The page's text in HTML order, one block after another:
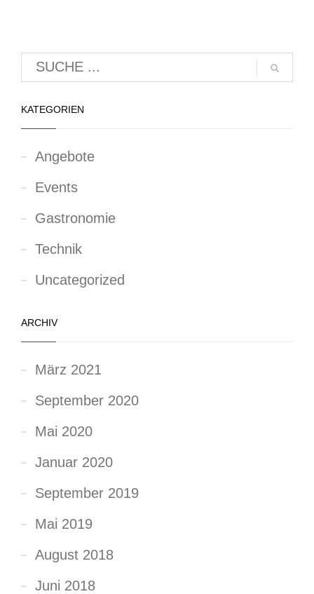
KATEGORIEN
Angebote
Events
Gastronomie
Technik
Uncategorized
ARCHIV
März 2021
September 2020
Mai 2020
Januar 2020
September 2019
Mai 2019
August 2018
Juni 2018